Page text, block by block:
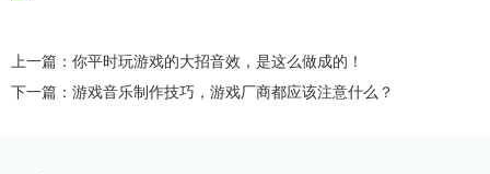
上一篇：你平时玩游戏的大招音效，是这么做成的！
下一篇：游戏音乐制作技巧，游戏厂商都应该注意什么？